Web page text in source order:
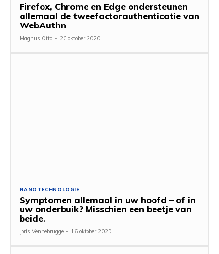
Firefox, Chrome en Edge ondersteunen
allemaal de tweefactorauthenticatie van
WebAuthn
Magnus Otto - 20 oktober 2020
NANOTECHNOLOGIE
Symptomen allemaal in uw hoofd – of in
uw onderbuik? Misschien een beetje van
beide.
Joris Vennebrugge - 16 oktober 2020